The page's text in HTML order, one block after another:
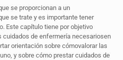
se proporcionan a un
se trate y es importante tener
Este capítulo tiene por objetivo
de enfermería necesariosen
orientación sobre cómovalorar las
y sobre cómo prestar cuidados de